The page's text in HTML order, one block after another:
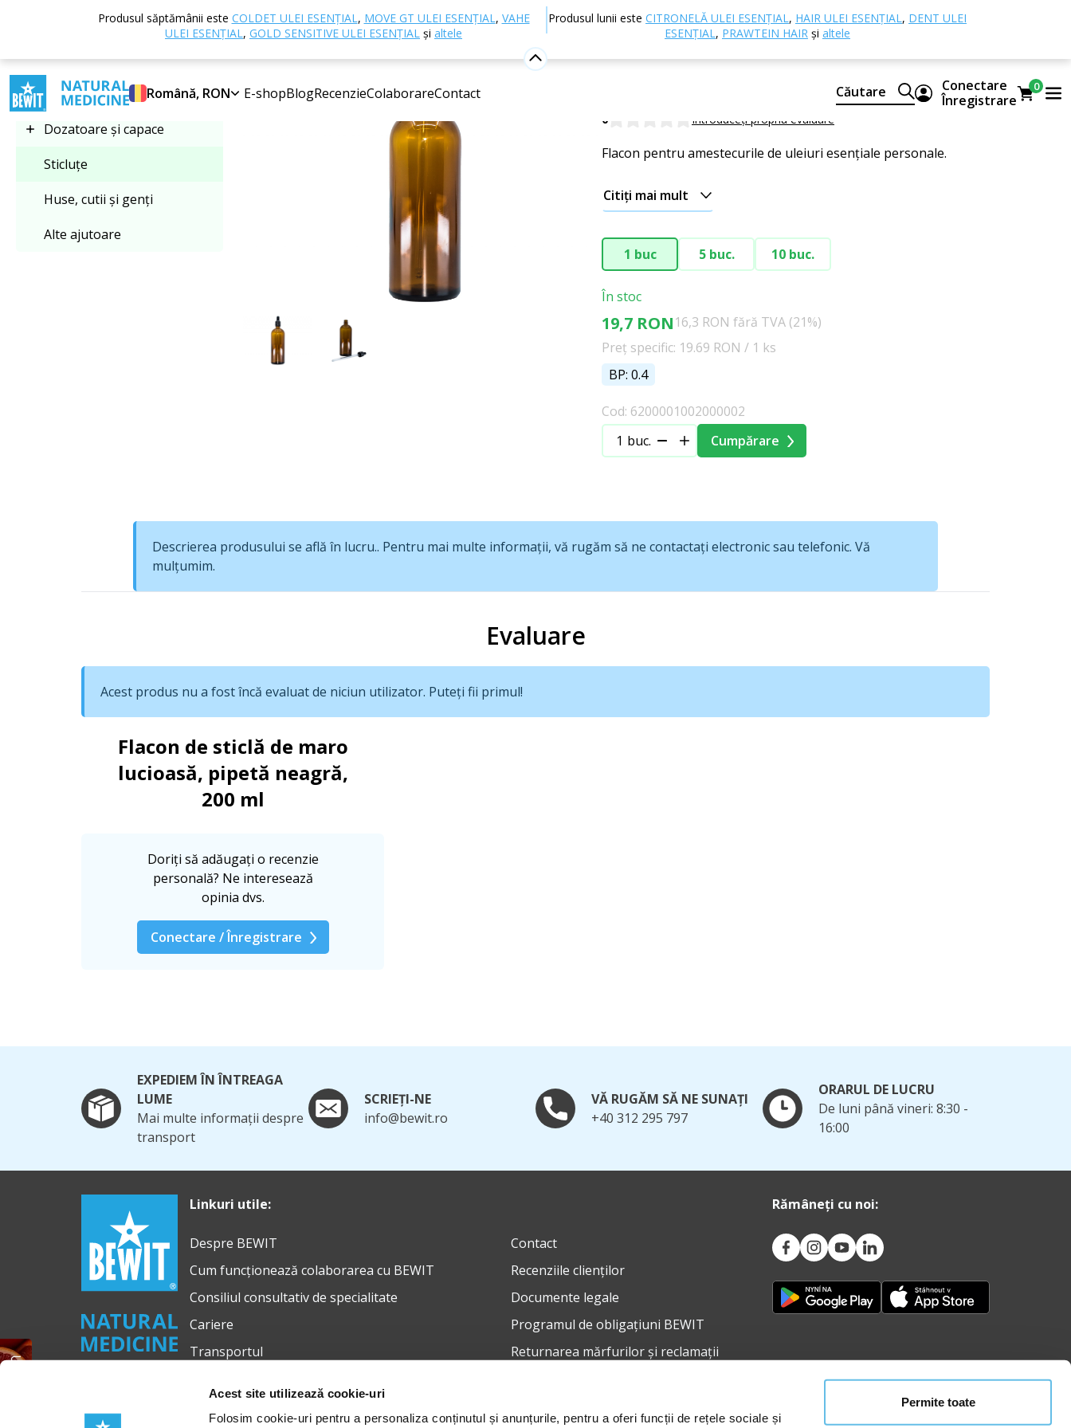
Acest site utilizează cookie-uri
Folosim cookie-uri pentru a personaliza conținutul și anunțurile, pentru a oferi funcții de rețele sociale și
Permite toate
Produsul săptămânii este COLDET ULEI ESENȚIAL, MOVE GT ULEI ESENȚIAL, VAHE
ULEI ESENȚIAL, GOLD SENSITIVE ULEI ESENȚIAL și altele
Produsul lunii este CITRONELĂ ULEI ESENȚIAL, HAIR ULEI ESENȚIAL, DENT ULEI
ESENȚIAL, PRAWTEIN HAIR și altele
Română, RON E-shopBlogRecenzieColaborareContact Căutare
Conectare
Înregistrare
0
Sticluțe
Dozatoare și capace
Sticluțe
Huse, cutii și genți
Alte ajutoare
Acasă E-shop Alte produse Ambalaje și accesorii Sticluțe Flacon de sticlă de maro lucioasă, pipetă neagră, 200 ml
Flacon de sticlă de maro lucioasă,
pipetă neagră, 200 ml
0 Introduceți propria evaluare
Flacon pentru amestecurile de uleiuri esențiale personale.
Citiți mai mult
1 buc 5 buc. 10 buc.
În stoc
19,7 RON16,3 RON fără TVA (21%)
Preț specific: 19.69 RON / 1 ks
BP: 0.4
Cod: 6200001002000002
buc.
Cumpărare
Descrierea produsului se află în lucru.. Pentru mai multe informații, vă rugăm să ne contactați electronic sau telefonic. Vă
mulțumim.
Evaluare
Acest produs nu a fost încă evaluat de niciun utilizator. Puteți fii primul!
Flacon de sticlă de maro
lucioasă, pipetă neagră,
200 ml
Doriți să adăugați o recenzie
personală? Ne interesează
opinia dvs.
Conectare / Înregistrare
EXPEDIEM ÎN ÎNTREAGA
LUME
Mai multe informații despre
transport
SCRIEȚI-NE
info@bewit.ro
VĂ RUGĂM SĂ NE SUNAȚI
+40 312 295 797
ORARUL DE LUCRU
De luni până vineri: 8:30 -
16:00
Linkuri utile:
Despre BEWIT
Cum funcționează colaborarea cu BEWIT
Consiliul consultativ de specialitate
Cariere
Transportul
Contact
Recenziile clienților
Documente legale
Programul de obligațiuni BEWIT
Returnarea mărfurilor și reclamații
Rămâneți cu noi: